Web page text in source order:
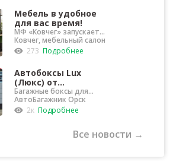
Мебель в удобное
для вас время!
МФ «Ковчег» запускает
пилотный проект!
Ковчег, мебельный салон
273 Подробнее
Автобоксы Lux
(Люкс) от
официального
дилера в Орске
Багажные боксы для
любого автомобиля
АвтоБагажник Орск
2к Подробнее
Все новости →